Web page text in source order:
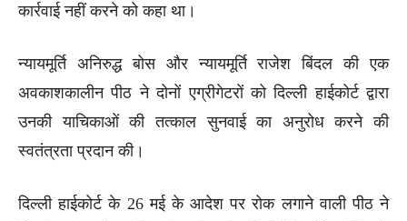
कार्रवाई नहीं करने को कहा था।
न्यायमूर्ति अनिरुद्ध बोस और न्यायमूर्ति राजेश बिंदल की एक
अवकाशकालीन पीठ ने दोनों एग्रीगेटरों को दिल्ली हाईकोर्ट द्वारा
उनकी याचिकाओं की तत्काल सुनवाई का अनुरोध करने की
स्वतंत्रता प्रदान की।
दिल्ली हाईकोर्ट के 26 मई के आदेश पर रोक लगाने वाली पीठ ने